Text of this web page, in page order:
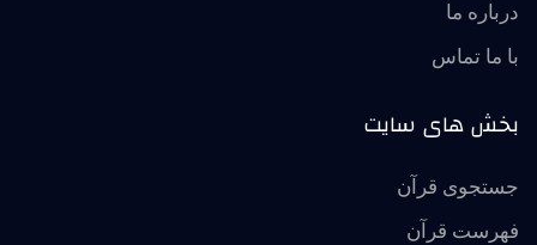
درباره ما
با ما تماس
بخش های سایت
جستجوی قرآن
فهرست قرآن